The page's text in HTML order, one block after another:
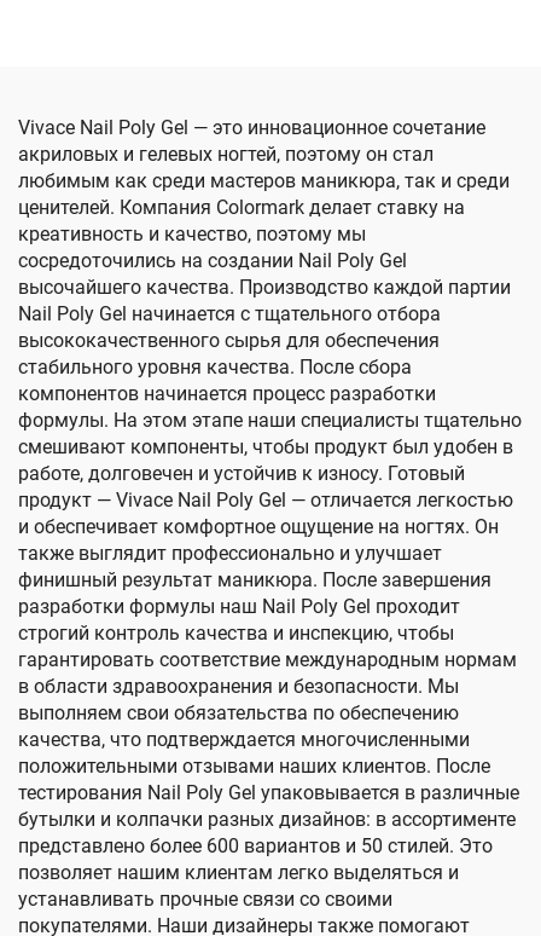
Vivace Nail Poly Gel — это инновационное сочетание
акриловых и гелевых ногтей, поэтому он стал
любимым как среди мастеров маникюра, так и среди
ценителей. Компания Colormark делает ставку на
креативность и качество, поэтому мы
сосредоточились на создании Nail Poly Gel
высочайшего качества. Производство каждой партии
Nail Poly Gel начинается с тщательного отбора
высококачественного сырья для обеспечения
стабильного уровня качества. После сбора
компонентов начинается процесс разработки
формулы. На этом этапе наши специалисты тщательно
смешивают компоненты, чтобы продукт был удобен в
работе, долговечен и устойчив к износу. Готовый
продукт — Vivace Nail Poly Gel — отличается легкостью
и обеспечивает комфортное ощущение на ногтях. Он
также выглядит профессионально и улучшает
финишный результат маникюра. После завершения
разработки формулы наш Nail Poly Gel проходит
строгий контроль качества и инспекцию, чтобы
гарантировать соответствие международным нормам
в области здравоохранения и безопасности. Мы
выполняем свои обязательства по обеспечению
качества, что подтверждается многочисленными
положительными отзывами наших клиентов. После
тестирования Nail Poly Gel упаковывается в различные
бутылки и колпачки разных дизайнов: в ассортименте
представлено более 600 вариантов и 50 стилей. Это
позволяет нашим клиентам легко выделяться и
устанавливать прочные связи со своими
покупателями. Наши дизайнеры также помогают